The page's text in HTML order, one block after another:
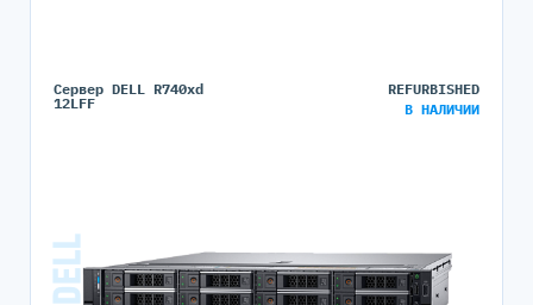
Сервер DELL R740xd
12LFF
REFURBISHED
В НАЛИЧИИ